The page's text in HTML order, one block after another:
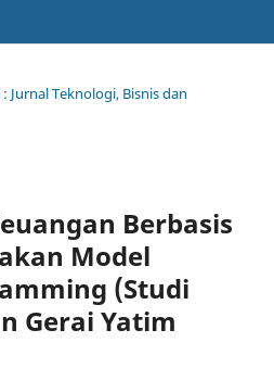
Jurnal Teknologi, Bisnis dan
Berbasis
Model
(Studi
Gerai Yatim